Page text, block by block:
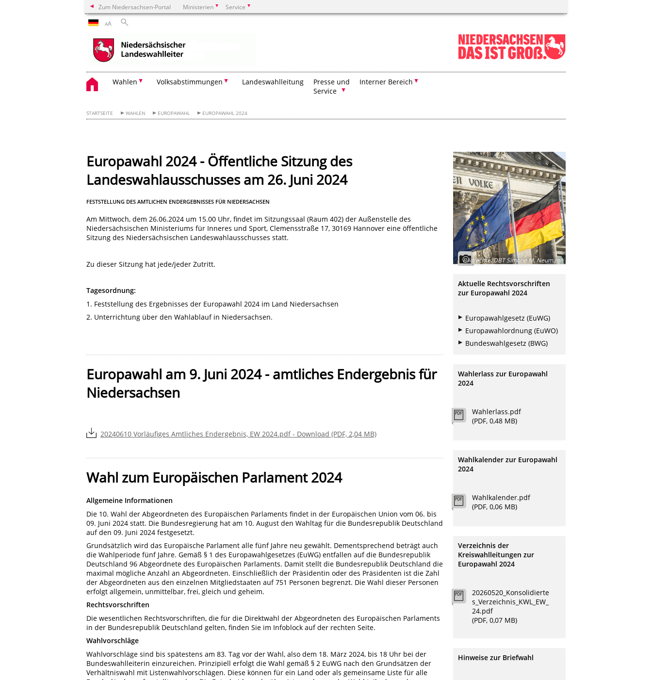
Zum Niedersachsen-Portal Ministerien Service
AA
Wahlen Volksabstimmungen Landeswahlleitung
Presse und
Service
Interner Bereich
STARTSEITE WAHLEN EUROPAWAHL EUROPAWAHL 2024
Europawahl 2024 - Öffentliche Sitzung des
Landeswahlausschusses am 26. Juni 2024
FESTSTELLUNG DES AMTLICHEN ENDERGEBNISSES FÜR NIEDERSACHSEN
Am Mittwoch, dem 26.06.2024 um 15.00 Uhr, findet im Sitzungssaal (Raum 402) der Außenstelle des
Niedersächsischen Ministeriums für Inneres und Sport, Clemensstraße 17, 30169 Hannover eine öffentliche
Sitzung des Niedersächsischen Landeswahlausschusses statt.
Zu dieser Sitzung hat jede/jeder Zutritt.
Tagesordnung:
1. Feststellung des Ergebnisses der Europawahl 2024 im Land Niedersachsen
2. Unterrichtung über den Wahlablauf in Niedersachsen.
Europawahl am 9. Juni 2024 - amtliches Endergebnis für
Niedersachsen
20240610 Vorläufiges Amtliches Endergebnis, EW 2024.pdf - Download (PDF, 2,04 MB)
Wahl zum Europäischen Parlament 2024
Allgemeine Informationen
Die 10. Wahl der Abgeordneten des Europäischen Parlaments findet in der Europäischen Union vom 06. bis
09. Juni 2024 statt. Die Bundesregierung hat am 10. August den Wahltag für die Bundesrepublik Deutschland
auf den 09. Juni 2024 festgesetzt.
Grundsätzlich wird das Europäische Parlament alle fünf Jahre neu gewählt. Dementsprechend beträgt auch
die Wahlperiode fünf Jahre. Gemäß § 1 des Europawahlgesetzes (EuWG) entfallen auf die Bundesrepublik
Deutschland 96 Abgeordnete des Europäischen Parlaments. Damit stellt die Bundesrepublik Deutschland die
maximal mögliche Anzahl an Abgeordneten. Einschließlich der Präsidentin oder des Präsidenten ist die Zahl
der Abgeordneten aus den einzelnen Mitgliedstaaten auf 751 Personen begrenzt. Die Wahl dieser Personen
erfolgt allgemein, unmittelbar, frei, gleich und geheim.
Rechtsvorschriften
Die wesentlichen Rechtsvorschriften, die für die Direktwahl der Abgeordneten des Europäischen Parlaments
in der Bundesrepublik Deutschland gelten, finden Sie im Infoblock auf der rechten Seite.
Wahlvorschläge
Wahlvorschläge sind bis spätestens am 83. Tag vor der Wahl, also dem 18. März 2024, bis 18 Uhr bei der
Bundeswahlleiterin einzureichen. Prinzipiell erfolgt die Wahl gemäß § 2 EuWG nach den Grundsätzen der
Verhältniswahl mit Listenwahlvorschlägen. Diese können für ein Land oder als gemeinsame Liste für alle
Bildrechte:DBT Simone M. Neumann
Aktuelle Rechtsvorschriften
zur Europawahl 2024
Europawahlgesetz (EuWG)
Europawahlordnung (EuWO)
Bundeswahlgesetz (BWG)
Wahlerlass zur Europawahl
2024
Wahlerlass.pdf
(PDF, 0,48 MB)
Wahlkalender zur Europawahl
2024
Wahlkalender.pdf
(PDF, 0,06 MB)
Verzeichnis der
Kreiswahlleitungen zur
Europawahl 2024
20260520_Konsolidierte
s_Verzeichnis_KWL_EW_
24.pdf
(PDF, 0,07 MB)
Hinweise zur Briefwahl